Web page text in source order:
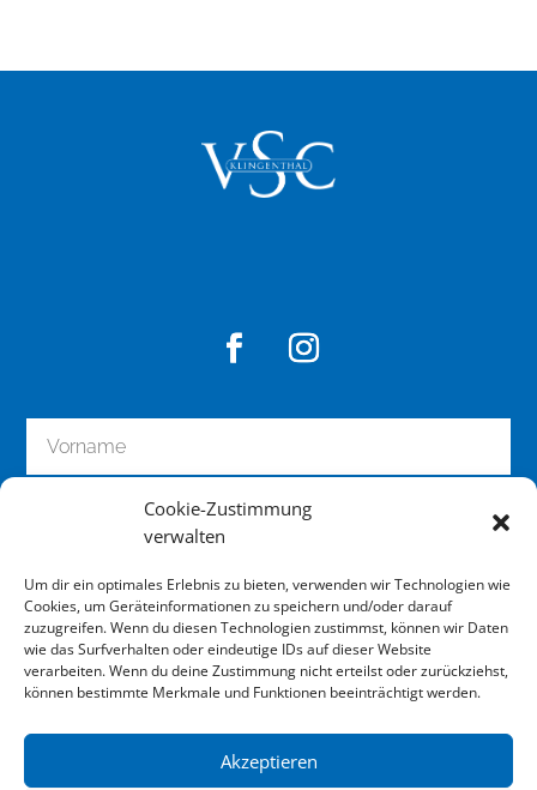
Cookie-Zustimmung
verwalten
Um dir ein optimales Erlebnis zu bieten, verwenden wir Technologien wie
Cookies, um Geräteinformationen zu speichern und/oder darauf
zuzugreifen. Wenn du diesen Technologien zustimmst, können wir Daten
wie das Surfverhalten oder eindeutige IDs auf dieser Website
verarbeiten. Wenn du deine Zustimmung nicht erteilst oder zurückziehst,
können bestimmte Merkmale und Funktionen beeinträchtigt werden.
Akzeptieren
zum Newsletter anmelden
Impressum